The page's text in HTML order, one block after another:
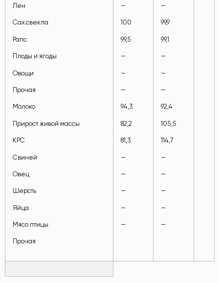
Лен
Сах.свекла
Рапс
Плоды и ягоды
Овощи
Прочая
Молоко
Прирост живой массы
КРС
Свиней
Овец
Шерсть
Яйца
Мясо птицы
Прочая
—
100
99,5
—
—
—
94,3
82,2
81,3
—
—
—
—
—
—
99,9
99,1
—
—
—
92,4
105,5
114,7
—
—
—
—
—